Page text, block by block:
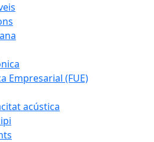
Empresarial (FUE)
acústica